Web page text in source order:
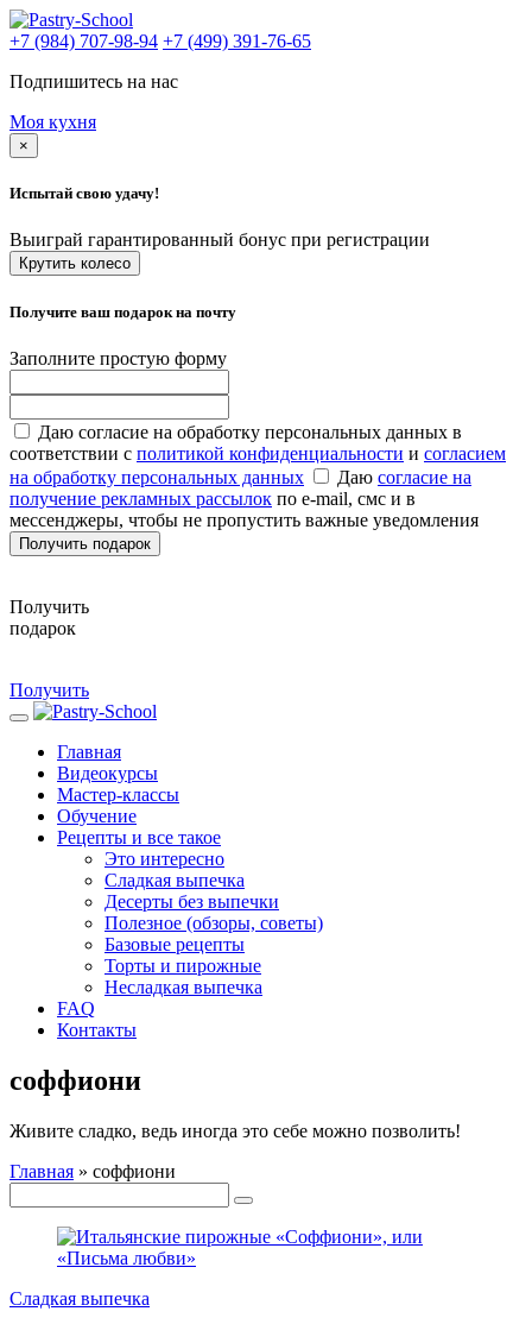
+7 (984) 707-98-94 +7 (499) 391-76-65
Подпишитесь на нас
Моя кухня
×
Испытай свою удачу!
Выиграй гарантированный бонус при регистрации
Крутить колесо
Получите ваш подарок на почту
Заполните простую форму
Даю согласие на обработку персональных данных в
соответствии с политикой конфиденциальности и согласием
на обработку персональных данных
Даю согласие на
получение рекламных рассылок по e-mail, смс и в
мессенджеры, чтобы не пропустить важные уведомления
Получить подарок
Получить
подарок
Получить
Главная
Видеокурсы
Мастер-классы
Обучение
Рецепты и все такое
Это интересно
Сладкая выпечка
Десерты без выпечки
Полезное (обзоры, советы)
Базовые рецепты
Торты и пирожные
Несладкая выпечка
FAQ
Контакты
соффиони
Живите сладко, ведь иногда это себе можно позволить!
Главная » соффиони
Сладкая выпечка